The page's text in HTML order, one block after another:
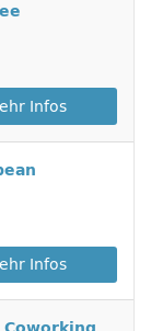
Infos
Infos